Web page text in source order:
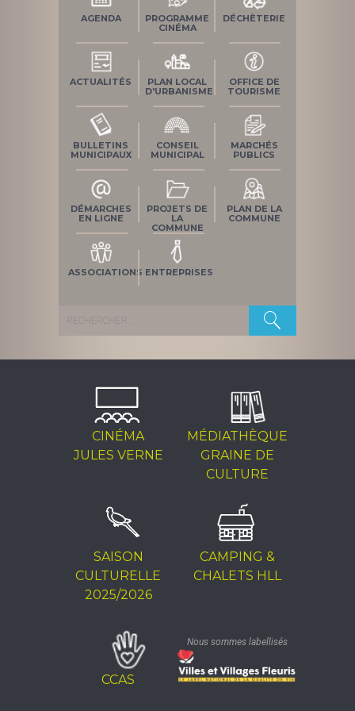
AGENDA
PROGRAMME
CINÉMA
DÉCHÈTERIE
ACTUALITÉS
PLAN LOCAL
D'URBANISME
OFFICE DE
TOURISME
BULLETINS
MUNICIPAUX
CONSEIL
MUNICIPAL
MARCHÉS
PUBLICS
DÉMARCHES
EN LIGNE
PROJETS DE
LA
COMMUNE
PLAN DE LA
COMMUNE
ASSOCIATIONS ENTREPRISES
Rechercher :
CINÉMA
JULES VERNE
MÉDIATHÈQUE
GRAINE DE
CULTURE
SAISON
CULTURELLE
2025/2026
CAMPING &
CHALETS HLL
CCAS
Nous sommes labellisés